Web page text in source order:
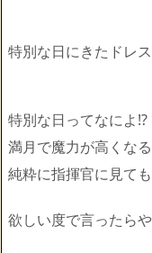
特別な日にきたドレ
特別な日ってなによ
満月で魔力が高くな
純粋に指揮官に見て
欲しい度で言ったら